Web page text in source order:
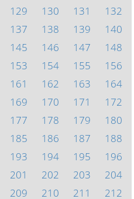
129 130 131
132
137 138 139
140
145 146 147
148
153 154 155
156
161 162 163
164
169 170 171
172
177 178 179
180
185 186 187
188
193 194 195
196
201 202 203
204
209 210 211 212